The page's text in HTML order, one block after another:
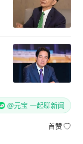
@元宝 一起聊新闻
首赞